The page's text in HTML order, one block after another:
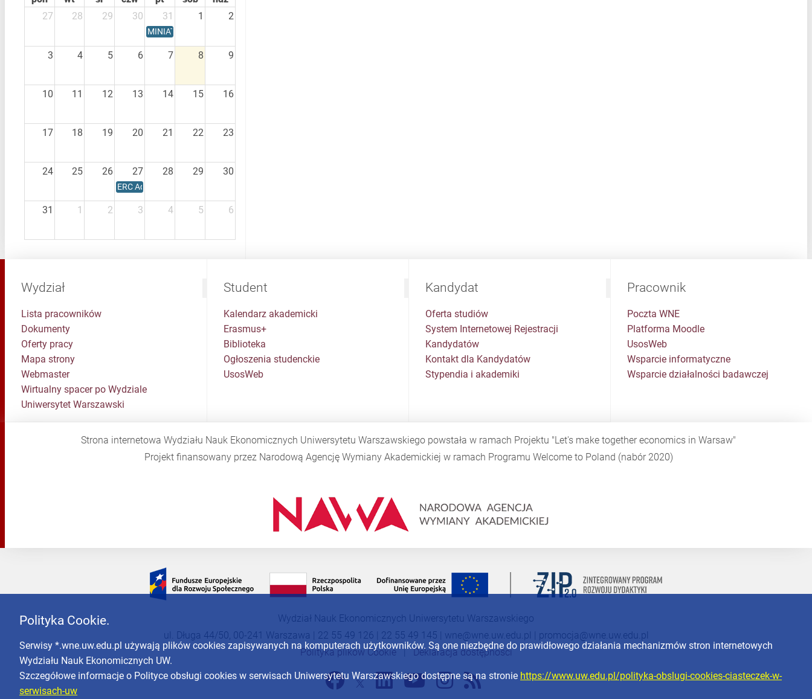
27
28 29 30 31 1 2
MINIATURA 10 - termin składania wniosków do NCN
3 4 5 6 7 8 9
10 11 12 13 14 15 16
17 18 19 20 21 22 23
24 25 26 27 28 29 30
ERC Advanced Grant 2026
31 1 2 3 4 5 6
Wydział
Lista pracowników
Dokumenty
Oferty pracy
Mapa strony
Webmaster
Wirtualny spacer po Wydziale
Uniwersytet Warszawski
Student
Kalendarz akademicki
Erasmus+
Biblioteka
Ogłoszenia studenckie
UsosWeb
Kandydat
Oferta studiów
System Internetowej Rejestracji
Kandydatów
Kontakt dla Kandydatów
Stypendia i akademiki
Pracownik
Poczta WNE
Platforma Moodle
UsosWeb
Wsparcie informatyczne
Wsparcie działalności badawczej
Strona internetowa Wydziału Nauk Ekonomicznych Uniwersytetu Warszawskiego powstała w ramach Projektu "Let's make together economics in Warsaw"
Projekt finansowany przez Narodową Agencję Wymiany Akademickiej w ramach Programu Welcome to Poland (nabór 2020)
Wydział Nauk Ekonomicznych Uniwersytetu Warszawskiego
ul. Długa 44/50, 00-241 Warszawa | 22 55 49 126 | 22 55 49 145 | wne@wne.uw.edu.pl
promocja@wne.uw.edu.pl
Polityka plików Cookie|Deklaracja dostępności
Polityka Cookie.
Serwisy *.wne.uw.edu.pl używają plików cookies zapisywanych na komputerach użytkowników. Są one niezbędne do prawidłowego działania mechanizmów stron internetowych
Wydziału Nauk Ekonomicznych UW.
Szczegółowe informacje o Polityce obsługi cookies w serwisach Uniwersytetu Warszawskiego dostępne są na stronie https://www.uw.edu.pl/polityka-obslugi-cookies-ciasteczek-w-
serwisach-uw